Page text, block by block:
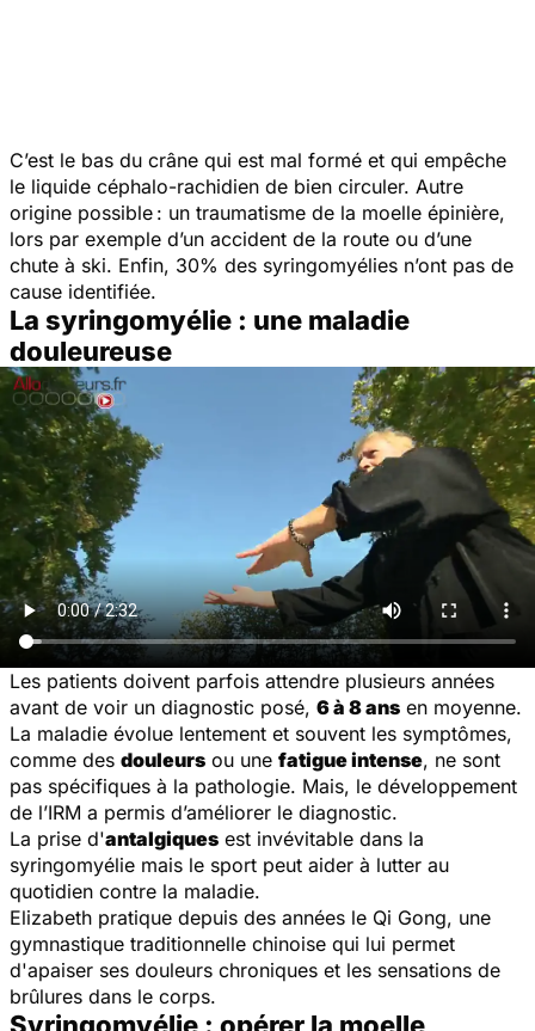
C’est le bas du crâne qui est mal formé et qui empêche
le liquide céphalo-rachidien de bien circuler. Autre
origine possible : un traumatisme de la moelle épinière,
lors par exemple d’un accident de la route ou d’une
chute à ski. Enfin, 30% des syringomyélies n’ont pas de
cause identifiée.
La syringomyélie : une maladie
douleureuse
Les patients doivent parfois attendre plusieurs années
avant de voir un diagnostic posé, 6 à 8 ans en moyenne.
La maladie évolue lentement et souvent les symptômes,
comme des douleurs ou une fatigue intense, ne sont
pas spécifiques à la pathologie. Mais, le développement
de l’IRM a permis d’améliorer le diagnostic.
La prise d'antalgiques est invévitable dans la
syringomyélie mais le sport peut aider à lutter au
quotidien contre la maladie.
Elizabeth pratique depuis des années le Qi Gong, une
gymnastique traditionnelle chinoise qui lui permet
d'apaiser ses douleurs chroniques et les sensations de
brûlures dans le corps.